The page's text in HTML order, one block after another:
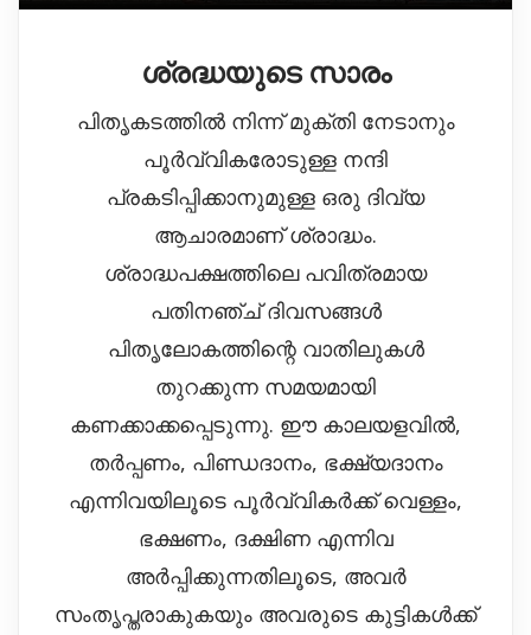
ശ്രദ്ധയുടെ സാരം
പിതൃകടത്തിൽ നിന്ന് മുക്തി നേടാനും
പൂർവ്വികരോടുള്ള നന്ദി
പ്രകടിപ്പിക്കാനുമുള്ള ഒരു ദിവ്യ
ആചാരമാണ് ശ്രാദ്ധം.
ശ്രാദ്ധപക്ഷത്തിലെ പവിത്രമായ
പതിനഞ്ച് ദിവസങ്ങൾ
പിതൃലോകത്തിന്റെ വാതിലുകൾ
തുറക്കുന്ന സമയമായി
കണക്കാക്കപ്പെടുന്നു. ഈ കാലയളവിൽ,
തർപ്പണം, പിണ്ഡദാനം, ഭക്ഷ്യദാനം
എന്നിവയിലൂടെ പൂർവ്വികർക്ക് വെള്ളം,
ഭക്ഷണം, ദക്ഷിണ എന്നിവ
അർപ്പിക്കുന്നതിലൂടെ, അവർ
സംതൃപ്തരാകുകയും അവരുടെ കുട്ടികൾക്ക്